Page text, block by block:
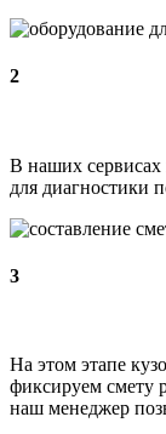
2
В наших сервисах
для диагностики
3
На этом этапе
фиксируем смету
наш менеджер